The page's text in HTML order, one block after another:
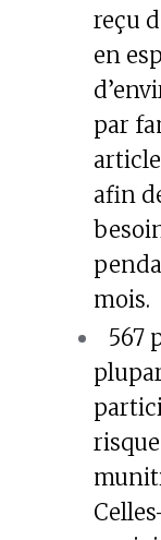
reçu
en
par
afin
mois.
567